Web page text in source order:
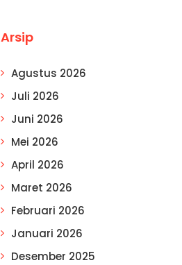
Arsip
Agustus 2026
Juli 2026
Juni 2026
Mei 2026
April 2026
Maret 2026
Februari 2026
Januari 2026
Desember 2025